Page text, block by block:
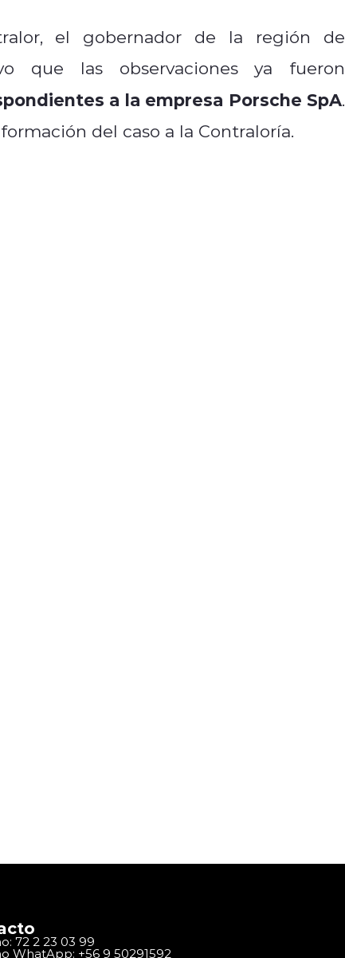
el gobernador de la región de
que las observaciones ya fueron
a la empresa Porsche SpA.
del caso a la Contraloría.
72 2 23 03 99
WhatApp: +56 9 50291592